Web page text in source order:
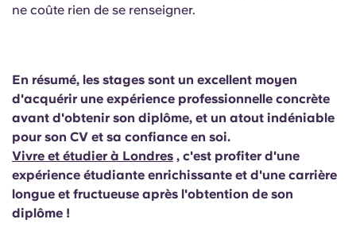
ne coûte rien de se renseigner.
En résumé, les stages sont un excellent moyen
d'acquérir une expérience professionnelle concrète
avant d'obtenir son diplôme, et un atout indéniable
pour son CV et sa confiance en soi.
Vivre et étudier à Londres , c'est profiter d'une
expérience étudiante enrichissante et d'une carrière
longue et fructueuse après l'obtention de son
diplôme !